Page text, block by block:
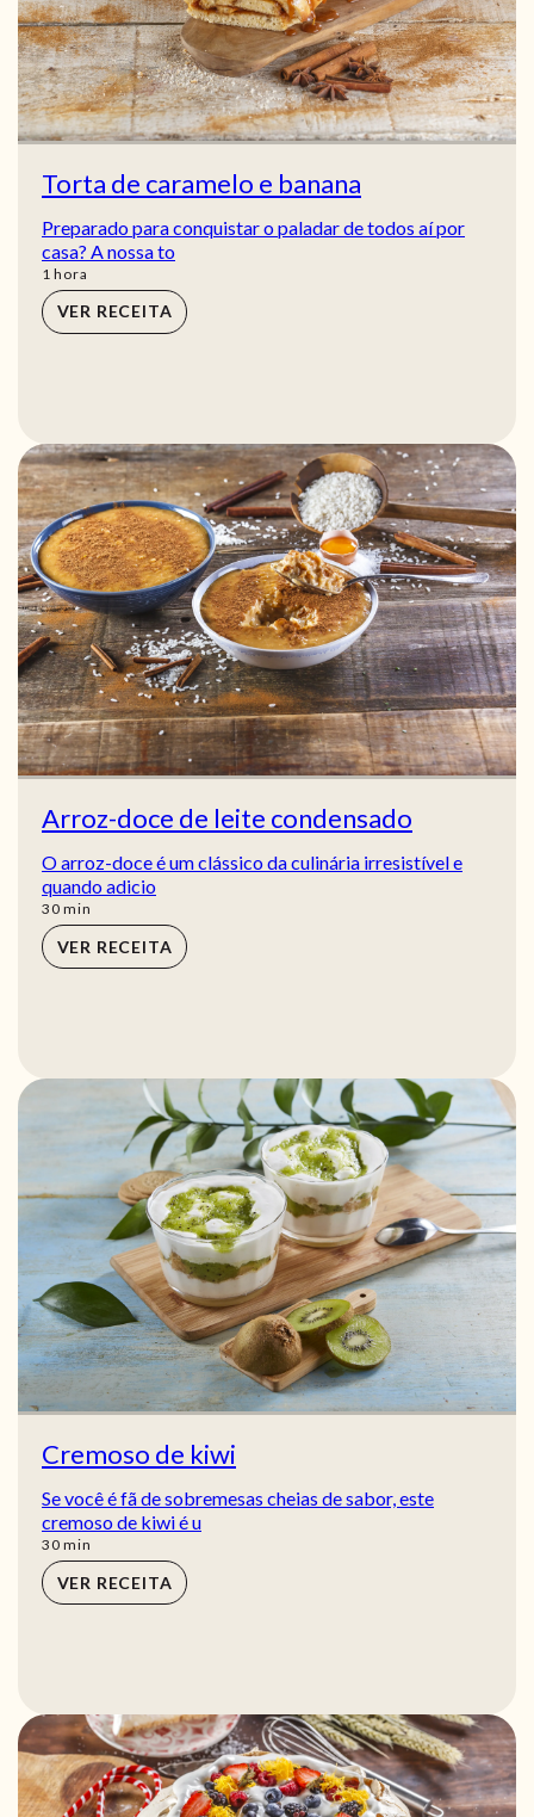
Torta de caramelo e banana
Preparado para conquistar o paladar de todos aí por
casa? A nossa to
1 hora
hora
VER RECEITA
Arroz-doce de leite condensado
O arroz-doce é um clássico da culinária irresistível e
quando adicio
30min
min
VER RECEITA
Cremoso de kiwi
Se você é fã de sobremesas cheias de sabor, este
cremoso de kiwi é u
30min
min
VER RECEITA